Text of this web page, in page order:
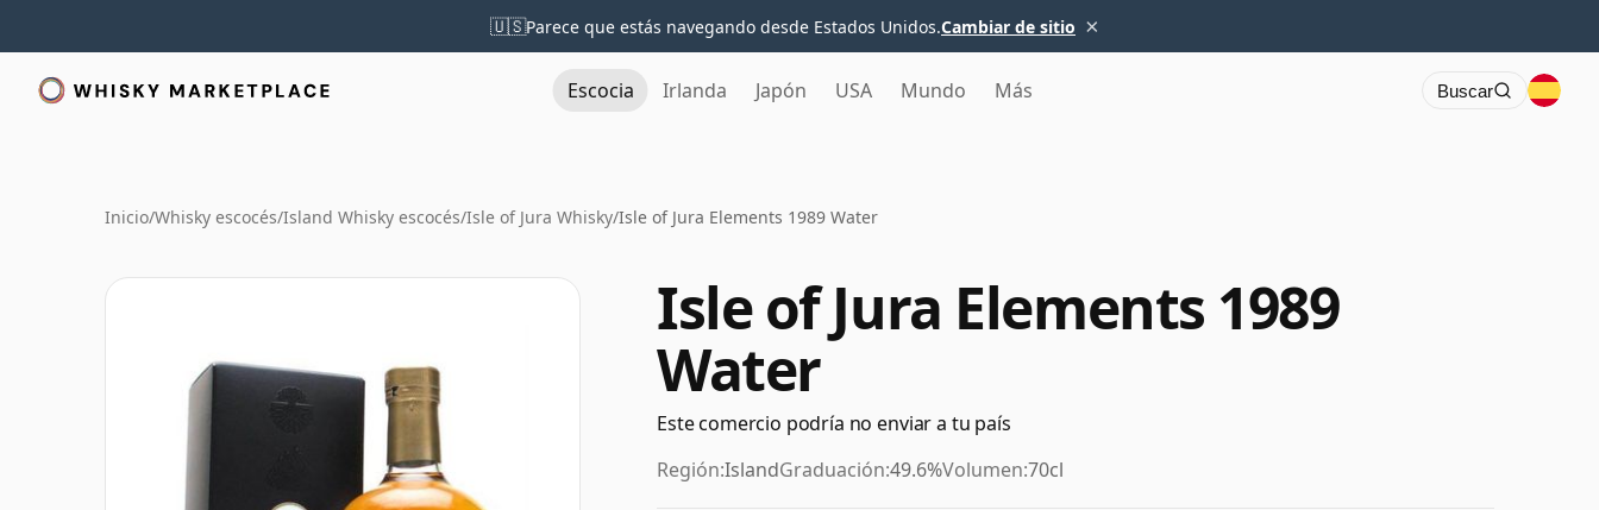
🇺🇸Parece que estás navegando desde Estados Unidos.Cambiar de sitio ×
Escocia Irlanda Japón USA Mundo Más Buscar
Inicio/Whisky escocés/Island Whisky escocés/Isle of Jura Whisky/Isle of Jura Elements 1989 Water
Isle of Jura Elements 1989
Water
Este comercio podría no enviar a tu país
Región:IslandGraduación:49.6%Volumen:70cl